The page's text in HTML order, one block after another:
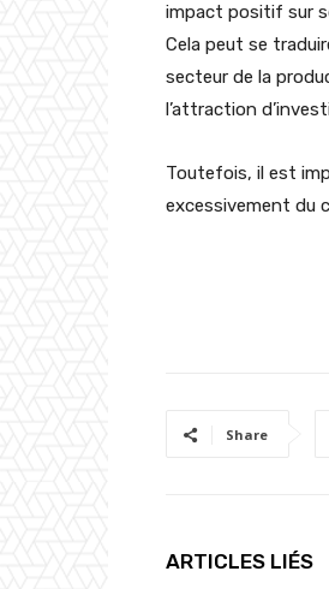
impact positif sur
Cela peut se
secteur de la
l’attraction
Toutefois, il est
excessivement du
Share
ARTICLES LIÉS